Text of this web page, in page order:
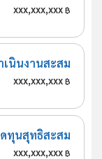
xxx,xxx,xxx฿
เนินงานสะสม
xxx,xxx,xxx฿
ทุนสุทธิสะสม
xxx,xxx,xxx฿